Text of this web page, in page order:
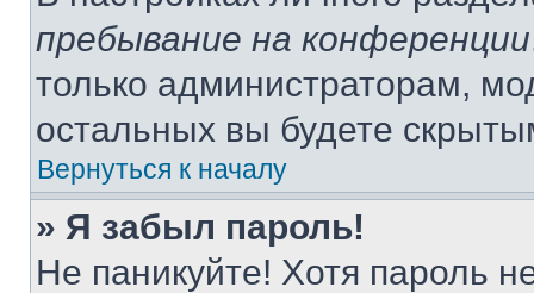
пребывание на конференции
только администраторам,
остальных вы будете
Вернуться к началу
» Я забыл пароль!
Не паникуйте! Хотя пароль